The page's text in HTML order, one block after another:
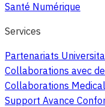
Santé Numérique
Services
Partenariats
Collaborations avec
Collaborations
Support Avance